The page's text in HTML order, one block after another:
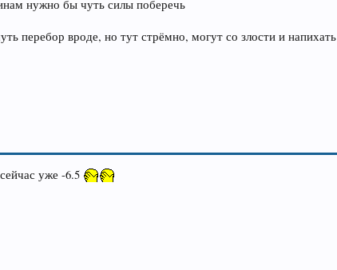
нужно бы чуть силы поберечь
перебор вроде, но тут стрёмно, могут со злости и напихать
уже -6.5